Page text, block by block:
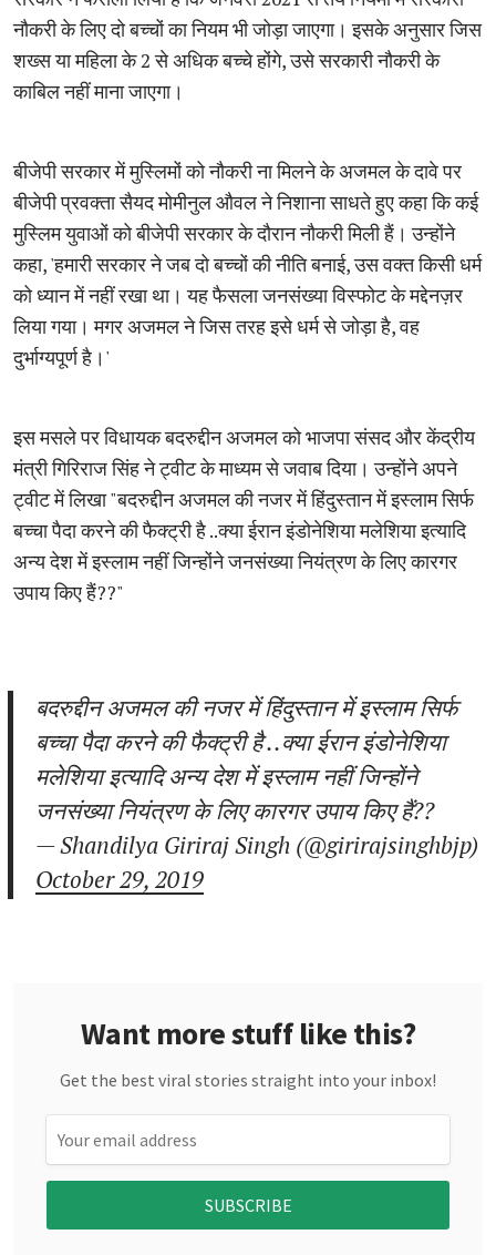
नौकरी के लिए दो बच्चों का नियम भी जोड़ा जाएगा। इसके अनुसार जिस
शख्स या महिला के 2 से अधिक बच्चे होंगे, उसे सरकारी नौकरी के
काबिल नहीं माना जाएगा।
बीजेपी सरकार में मुस्लिमों को नौकरी ना मिलने के अजमल के दावे पर
बीजेपी प्रवक्ता सैयद मोमीनुल औवल ने निशाना साधते हुए कहा कि कई
मुस्लिम युवाओं को बीजेपी सरकार के दौरान नौकरी मिली हैं। उन्होंने
कहा, 'हमारी सरकार ने जब दो बच्चों की नीति बनाई, उस वक्त किसी धर्म
को ध्यान में नहीं रखा था। यह फैसला जनसंख्या विस्फोट के मद्देनज़र
लिया गया। मगर अजमल ने जिस तरह इसे धर्म से जोड़ा है, वह
दुर्भाग्यपूर्ण है।'
इस मसले पर विधायक बदरुद्दीन अजमल को भाजपा संसद और केंद्रीय
मंत्री गिरिराज सिंह ने ट्वीट के माध्यम से जवाब दिया। उन्होंने अपने
ट्वीट में लिखा "बदरुद्दीन अजमल की नजर में हिंदुस्तान में इस्लाम सिर्फ
बच्चा पैदा करने की फैक्ट्री है ..क्या ईरान इंडोनेशिया मलेशिया इत्यादि
अन्य देश में इस्लाम नहीं जिन्होंने जनसंख्या नियंत्रण के लिए कारगर
उपाय किए हैं??"
बदरुद्दीन अजमल की नजर में हिंदुस्तान में इस्लाम सिर्फ
बच्चा पैदा करने की फैक्ट्री है ..क्या ईरान इंडोनेशिया
मलेशिया इत्यादि अन्य देश में इस्लाम नहीं जिन्होंने
जनसंख्या नियंत्रण के लिए कारगर उपाय किए हैं??
— Shandilya Giriraj Singh (@girirajsinghbjp)
October 29, 2019
Want more stuff like this?
Get the best viral stories straight into your inbox!
SUBSCRIBE